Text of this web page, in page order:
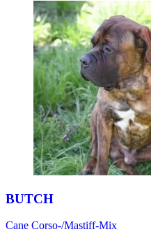
BUTCH
Cane Corso-/Mastiff-Mix